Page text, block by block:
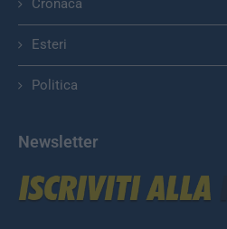
Cronaca
Esteri
Politica
Newsletter